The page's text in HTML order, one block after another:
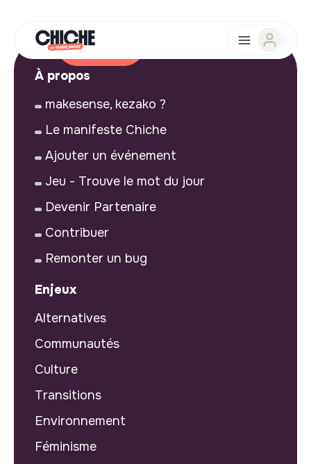
À propos
makesense, kezako ?
Le manifeste Chiche
Ajouter un événement
Jeu - Trouve le mot du jour
Devenir Partenaire
Contribuer
Remonter un bug
Enjeux
Alternatives
Communautés
Culture
Transitions
Environnement
Féminisme